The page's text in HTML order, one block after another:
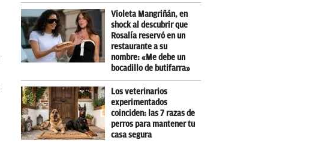
Violeta Mangriñán, en
shock al descubrir que
Rosalía reservó en un
restaurante a su
nombre: «Me debe un
bocadillo de butifarra»
Los veterinarios
experimentados
coinciden: las 7 razas de
perros para mantener tu
casa segura